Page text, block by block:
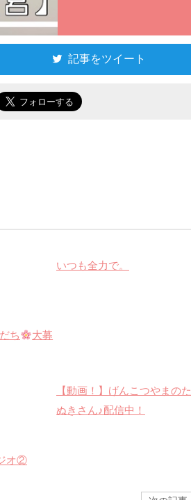
記事をツイート
ち
大募
いつも全力で。
オ②
【動画！】げんこつやまのた
ぬきさん♪配信中！